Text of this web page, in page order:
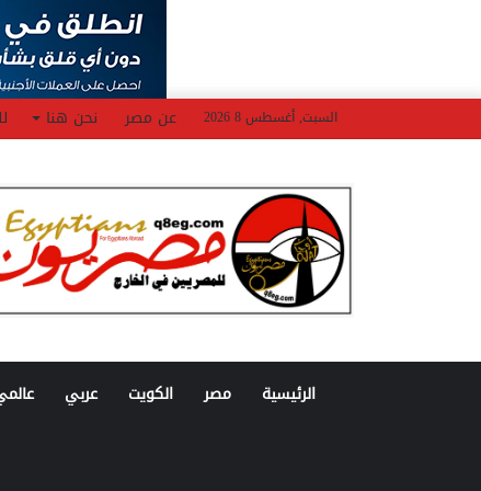
السبت, أغسطس 8 2026 عن مصر نحن هنا
الرئيسية مصر الكويت عربي